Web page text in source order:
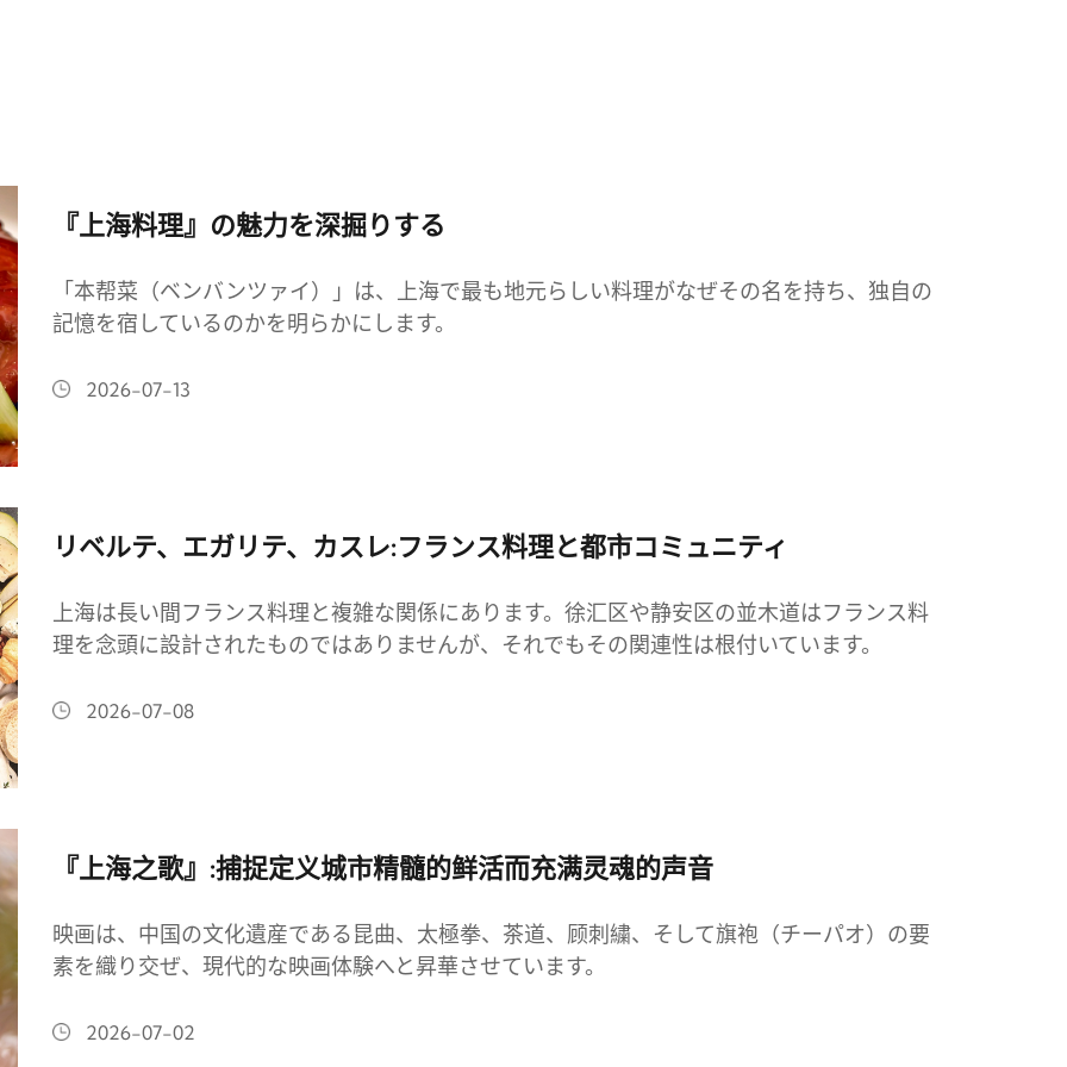
『上海料理』の魅力を深掘りする
「本帮菜（ベンバンツァイ）」は、上海で最も地元らしい料理がなぜその名を持ち、独自の
記憶を宿しているのかを明らかにします。
2026-07-13
リベルテ、エガリテ、カスレ:フランス料理と都市コミュニティ
上海は長い間フランス料理と複雑な関係にあります。徐汇区や静安区の並木道はフランス料
理を念頭に設計されたものではありませんが、それでもその関連性は根付いています。
2026-07-08
『上海之歌』:捕捉定义城市精髓的鲜活而充满灵魂的声音
映画は、中国の文化遺産である昆曲、太極拳、茶道、顾刺繍、そして旗袍（チーパオ）の要
素を織り交ぜ、現代的な映画体験へと昇華させています。
2026-07-02